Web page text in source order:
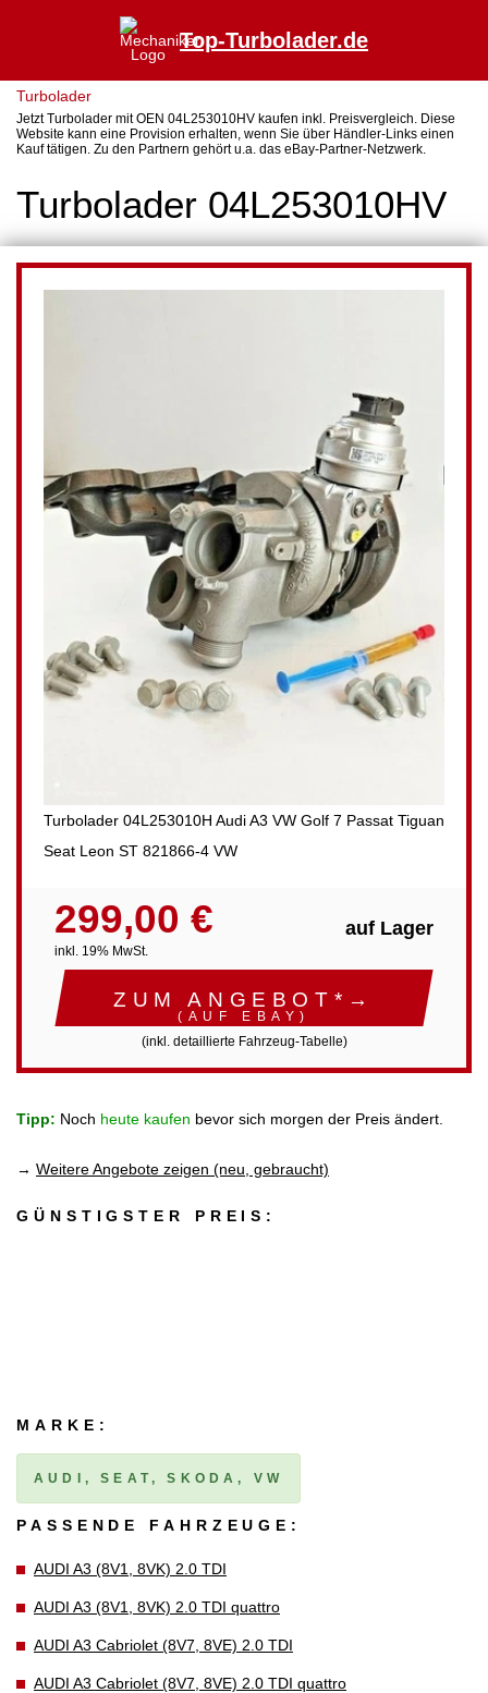
Top-Turbolader.de
Turbolader
Jetzt Turbolader mit OEN 04L253010HV kaufen inkl. Preisvergleich. Diese
Website kann eine Provision erhalten, wenn Sie über Händler-Links einen
Kauf tätigen. Zu den Partnern gehört u.a. das eBay-Partner-Netzwerk.
Turbolader 04L253010HV
Turbolader 04L253010H Audi A3 VW Golf 7 Passat Tiguan
Seat Leon ST 821866-4 VW
299,00 €
inkl. 19% MwSt.
auf Lager
ZUM ANGEBOT*→
(AUF EBAY)
(inkl. detaillierte Fahrzeug-Tabelle)
Tipp: Noch heute kaufen bevor sich morgen der Preis ändert.
→ Weitere Angebote zeigen (neu, gebraucht)
GÜNSTIGSTER PREIS:
MARKE:
AUDI, SEAT, SKODA, VW
PASSENDE FAHRZEUGE:
AUDI A3 (8V1, 8VK) 2.0 TDI
AUDI A3 (8V1, 8VK) 2.0 TDI quattro
AUDI A3 Cabriolet (8V7, 8VE) 2.0 TDI
AUDI A3 Cabriolet (8V7, 8VE) 2.0 TDI quattro